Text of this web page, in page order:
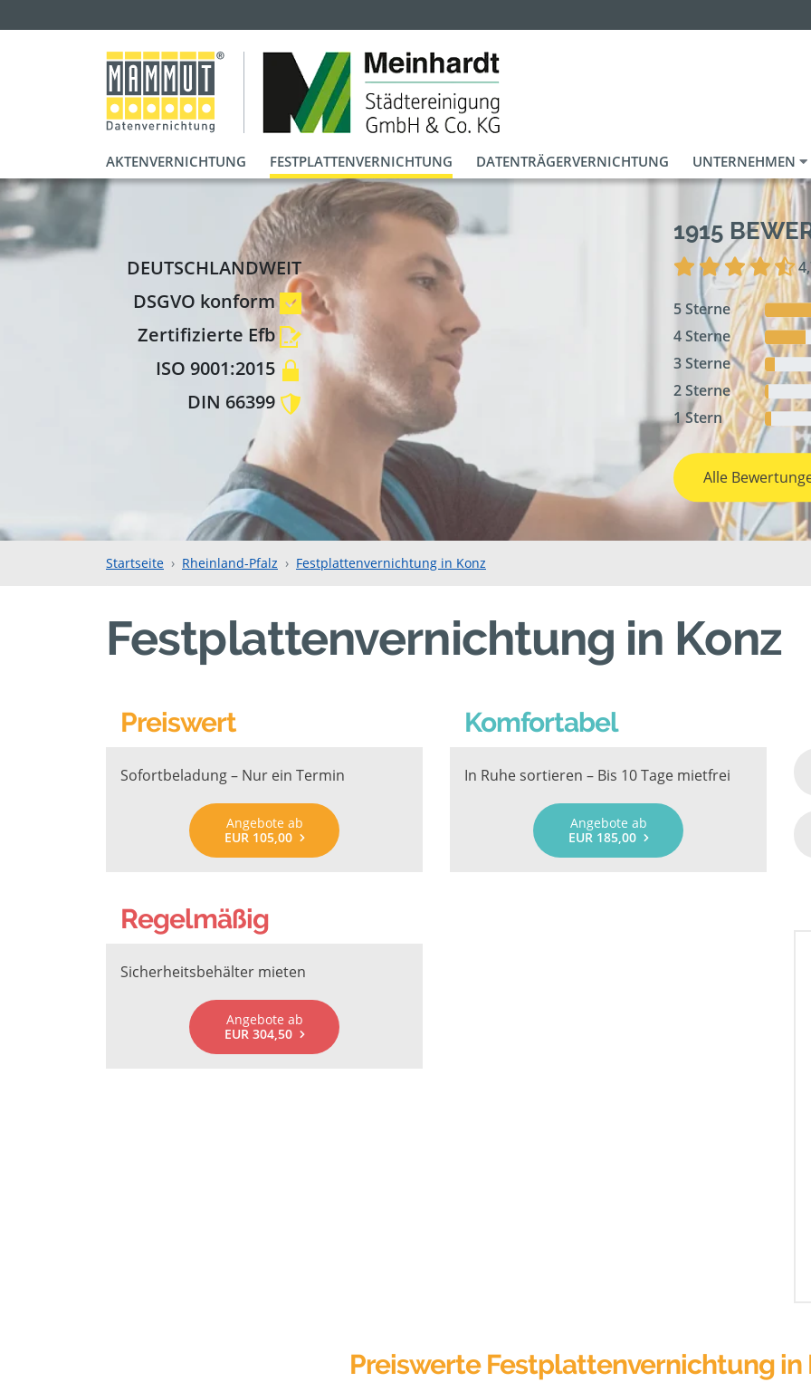
AKTENVERNICHTUNG FESTPLATTENVERNICHTUNG DATENTRÄGERVERNICHTUNG UNTERNEHMEN
DEUTSCHLANDWEIT
DSGVO konform
Zertifizierte Efb
ISO 9001:2015
DIN 66399
1915
5 Sterne
4 Sterne
3 Sterne
2 Sterne
1 Stern
Alle
Startseite Rheinland-Pfalz Festplattenvernichtung in Konz
Festplattenvernichtung in Konz
Preiswert
Sofortbeladung – Nur ein Termin
Angebote ab
EUR 105,00
Komfortabel
In Ruhe sortieren – Bis 10 Tage mietfrei
Angebote ab
EUR 185,00
Regelmäßig
Sicherheitsbehälter mieten
Angebote ab
EUR 304,50
Preiswerte Festplattenvernichtung in